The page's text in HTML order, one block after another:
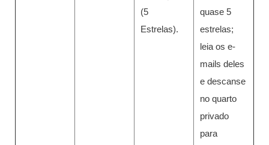
(5
Estrelas).
quase 5
estrelas;
leia os e-
mails deles
e descanse
no quarto
privado
para